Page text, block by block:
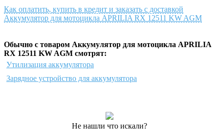
Как оплатить, купить в кредит и заказать с доставкой
Аккумулятор для мотоцикла APRILIA RX 12511 KW AGM
Обычно с товаром Аккумулятор для мотоцикла APRILIA
RX 12511 KW AGM смотрят:
Утилизация аккумулятора
Зарядное устройство для аккумулятора
Не нашли что искали?